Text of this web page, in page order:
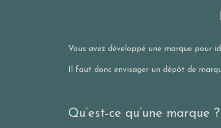
Vous avez développé une marque pour
Il faut donc envisager un dépôt de
Qu’est-ce qu’une marque ?